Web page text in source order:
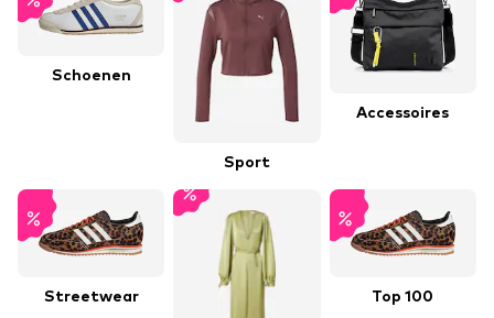
Schoenen
Sport
Accessoires
Streetwear Top 100